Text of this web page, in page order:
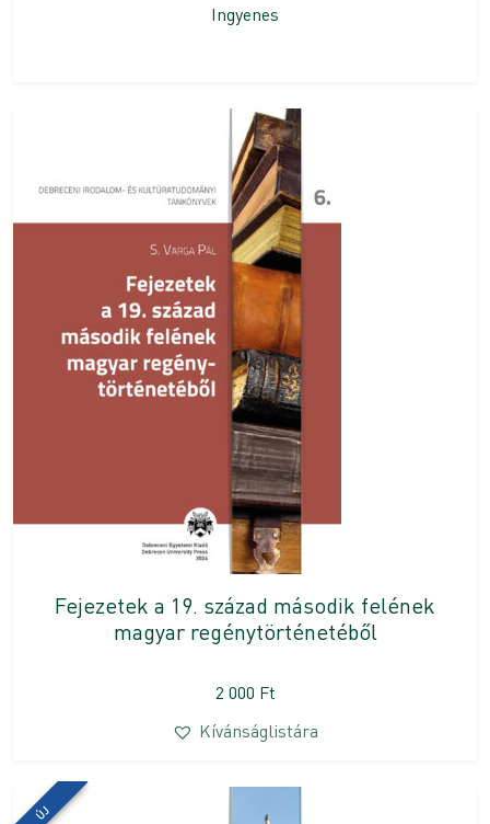
Ingyenes
Fejezetek a 19. század második felének
magyar regénytörténetéből
2 000 Ft
Kívánságlistára
ÚJ